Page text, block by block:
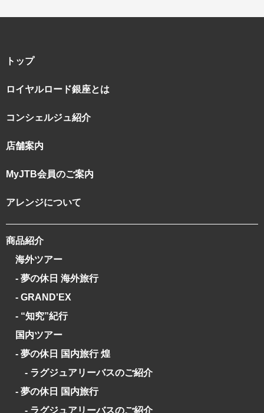
トップ
ロイヤルロード銀座とは
コンシェルジュ紹介
店舗案内
MyJTB会員のご案内
アレンジについて
商品紹介
海外ツアー
- 夢の休日 海外旅行
- GRAND'EX
- “知究”紀行
国内ツアー
- 夢の休日 国内旅行 煌
- ラグジュアリーバスのご紹介
- 夢の休日 国内旅行
- ラグジュアリーバスのご紹介